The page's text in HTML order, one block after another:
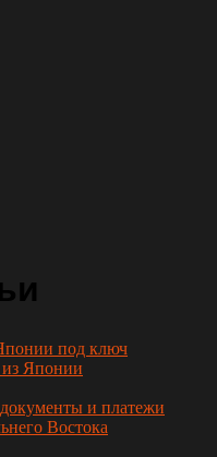
под ключ
из Японии
и платежи
Востока